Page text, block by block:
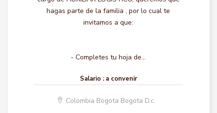
hagas parte de la familia , por lo cual te
invitamos a que:
- Completes tu hoja de...
Salario : a convenir
Colombia Bogota Bogota D.c.